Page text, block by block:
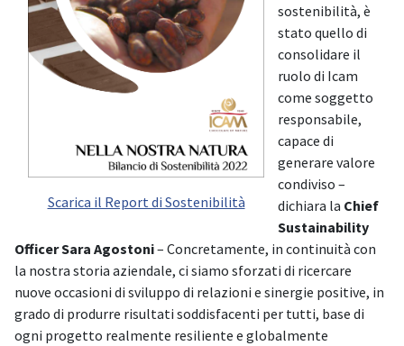
Scarica il Report di Sostenibilità
sostenibilità, è
stato quello di
consolidare il
ruolo di Icam
come soggetto
responsabile,
capace di
generare valore
condiviso –
dichiara la Chief
Sustainability
Officer Sara Agostoni– Concretamente, in continuità con
la nostra storia aziendale, ci siamo sforzati di ricercare
nuove occasioni di sviluppo di relazioni e sinergie positive, in
grado di produrre risultati soddisfacenti per tutti, base di
ogni progetto realmente resiliente e globalmente